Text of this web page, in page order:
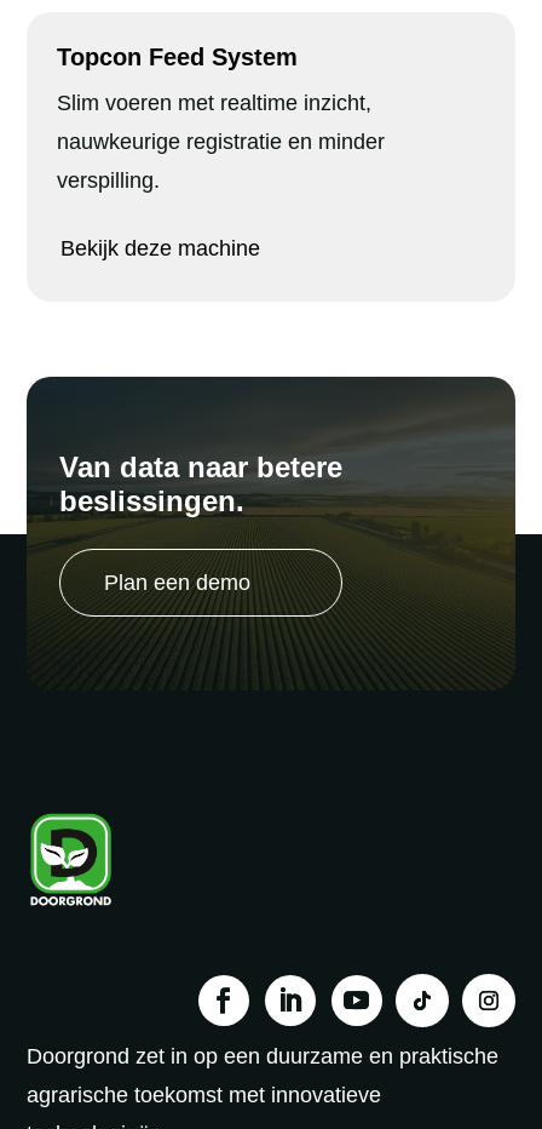
Topcon Feed System
Slim voeren met realtime inzicht,
nauwkeurige registratie en minder
verspilling.
Bekijk deze machine
Van data naar betere
beslissingen.
Plan een demo
Doorgrond zet in op een duurzame en praktische
agrarische toekomst met innovatieve